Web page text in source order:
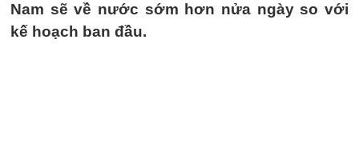
Nam sẽ về nước sớm hơn nửa ngày so với
kế hoạch ban đầu.